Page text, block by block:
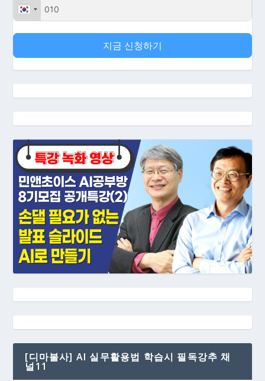
지금 신청하기
[디마불사] AI 실무활용법 학습시 필독강추 채
널11